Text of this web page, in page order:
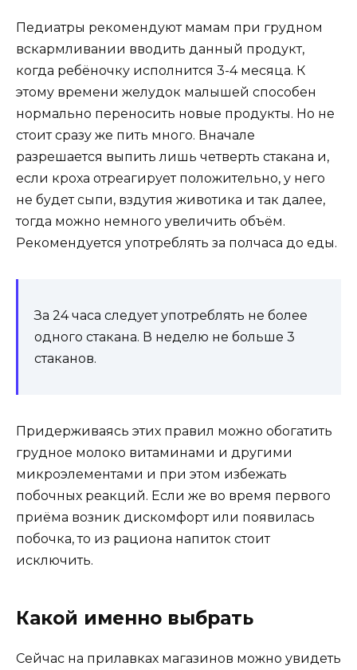
Педиатры рекомендуют мамам при грудном
вскармливании вводить данный продукт,
когда ребёночку исполнится 3-4 месяца. К
этому времени желудок малышей способен
нормально переносить новые продукты. Но не
стоит сразу же пить много. Вначале
разрешается выпить лишь четверть стакана и,
если кроха отреагирует положительно, у него
не будет сыпи, вздутия животика и так далее,
тогда можно немного увеличить объём.
Рекомендуется употреблять за полчаса до еды.
За 24 часа следует употреблять не более
одного стакана. В неделю не больше 3
стаканов.
Придерживаясь этих правил можно обогатить
грудное молоко витаминами и другими
микроэлементами и при этом избежать
побочных реакций. Если же во время первого
приёма возник дискомфорт или появилась
побочка, то из рациона напиток стоит
исключить.
Какой именно выбрать
Сейчас на прилавках магазинов можно увидеть